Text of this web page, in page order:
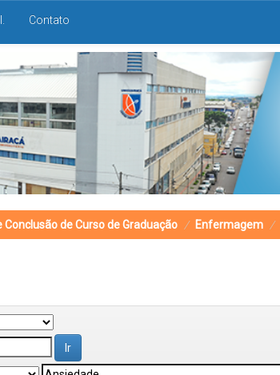
Contato
Conclusão de Curso de Graduação Enfermagem